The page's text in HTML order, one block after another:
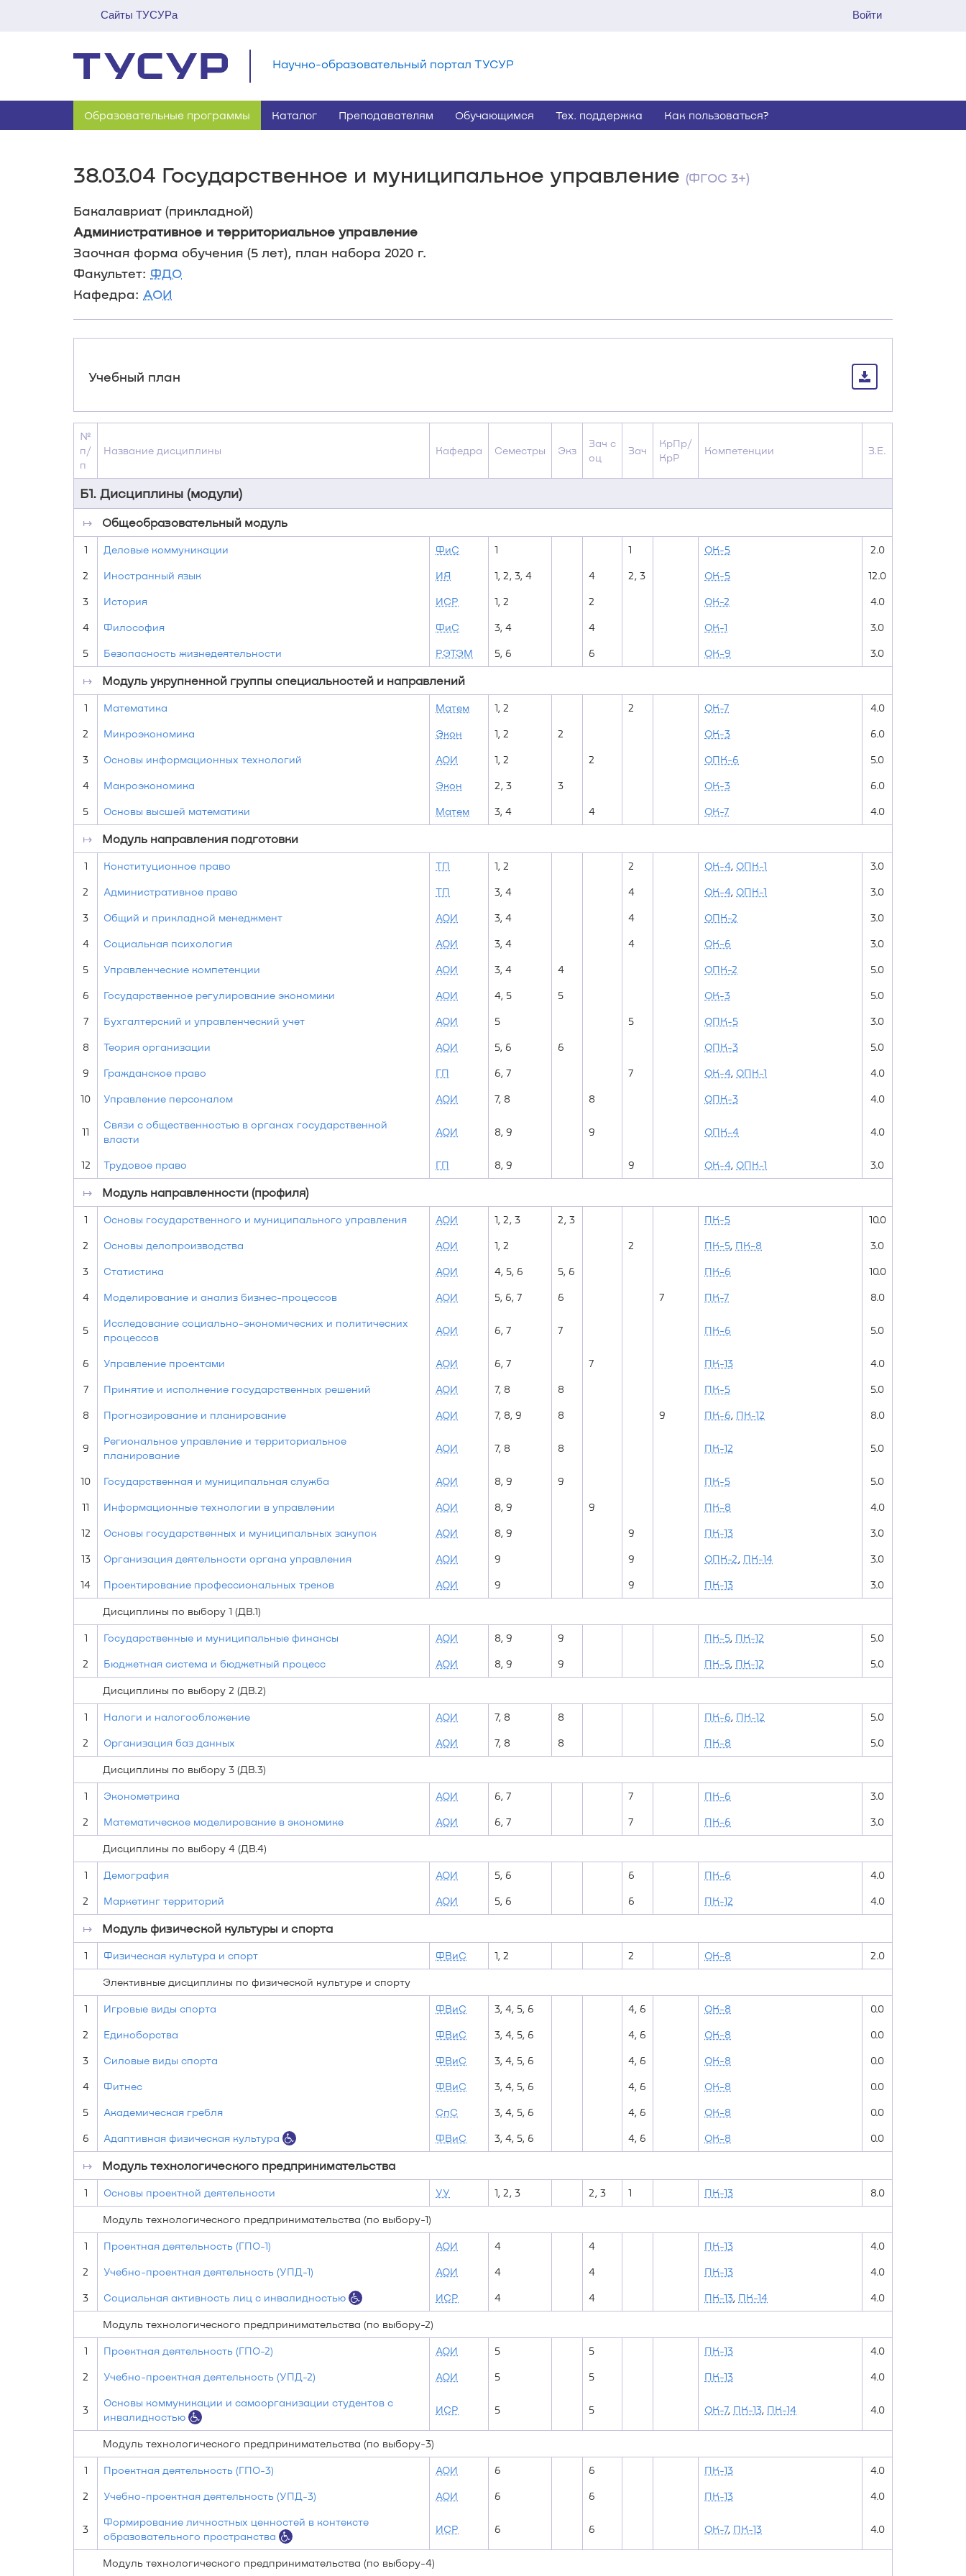
Сайты ТУСУРа Войти
Научно-образовательный портал ТУСУР
Образовательные программы Каталог Преподавателям Обучающимся Тех. поддержка Как пользоваться?
38.03.04 Государственное и муниципальное управление (ФГОС 3+)
Бакалавриат (прикладной)
Административное и территориальное управление
Заочная форма обучения (5 лет), план набора 2020 г.
Факультет: ФДО
Кафедра: АОИ
Учебный план
№
п/
п
Название дисциплины Кафедра Семестры Экз
Зач с
оц
Зач
КрПр/
КрР
Компетенции З.Е.
Б1. Дисциплины (модули)
↦ Общеобразовательный модуль
1 Деловые коммуникации ФиС 1 1 ОК-5 2.0
2 Иностранный язык ИЯ 1, 2, 3, 4 4 2, 3 ОК-5 12.0
3 История ИСР 1, 2 2 ОК-2 4.0
4 Философия ФиС 3, 4 4 ОК-1 3.0
5 Безопасность жизнедеятельности РЭТЭМ 5, 6 6 ОК-9 3.0
↦ Модуль укрупненной группы специальностей и направлений
1 Математика Матем 1, 2 2 ОК-7 4.0
2 Микроэкономика Экон 1, 2 2 ОК-3 6.0
3 Основы информационных технологий АОИ 1, 2 2 ОПК-6 5.0
4 Макроэкономика Экон 2, 3 3 ОК-3 6.0
5 Основы высшей математики Матем 3, 4 4 ОК-7 4.0
↦ Модуль направления подготовки
1 Конституционное право ТП 1, 2 2 ОК-4, ОПК-1 3.0
2 Административное право ТП 3, 4 4 ОК-4, ОПК-1 3.0
3 Общий и прикладной менеджмент АОИ 3, 4 4 ОПК-2 3.0
4 Социальная психология АОИ 3, 4 4 ОК-6 3.0
5 Управленческие компетенции АОИ 3, 4 4 ОПК-2 5.0
6 Государственное регулирование экономики АОИ 4, 5 5 ОК-3 5.0
7 Бухгалтерский и управленческий учет АОИ 5 5 ОПК-5 3.0
8 Теория организации АОИ 5, 6 6 ОПК-3 5.0
9 Гражданское право ГП 6, 7 7 ОК-4, ОПК-1 4.0
10 Управление персоналом АОИ 7, 8 8 ОПК-3 4.0
11
Связи с общественностью в органах государственной
власти
АОИ 8, 9 9 ОПК-4 4.0
12 Трудовое право ГП 8, 9 9 ОК-4, ОПК-1 3.0
↦ Модуль направленности (профиля)
1 Основы государственного и муниципального управления АОИ 1, 2, 3 2, 3 ПК-5 10.0
2 Основы делопроизводства АОИ 1, 2 2 ПК-5, ПК-8 3.0
3 Статистика АОИ 4, 5, 6 5, 6 ПК-6 10.0
4 Моделирование и анализ бизнес-процессов АОИ 5, 6, 7 6 7 ПК-7 8.0
5
Исследование социально-экономических и политических
процессов
АОИ 6, 7 7 ПК-6 5.0
6 Управление проектами АОИ 6, 7 7 ПК-13 4.0
7 Принятие и исполнение государственных решений АОИ 7, 8 8 ПК-5 5.0
8 Прогнозирование и планирование АОИ 7, 8, 9 8 9 ПК-6, ПК-12 8.0
9
Региональное управление и территориальное
планирование
АОИ 7, 8 8 ПК-12 5.0
10 Государственная и муниципальная служба АОИ 8, 9 9 ПК-5 5.0
11 Информационные технологии в управлении АОИ 8, 9 9 ПК-8 4.0
12 Основы государственных и муниципальных закупок АОИ 8, 9 9 ПК-13 3.0
13 Организация деятельности органа управления АОИ 9 9 ОПК-2, ПК-14 3.0
14 Проектирование профессиональных треков АОИ 9 9 ПК-13 3.0
Дисциплины по выбору 1 (ДВ.1)
1 Государственные и муниципальные финансы АОИ 8, 9 9 ПК-5, ПК-12 5.0
2 Бюджетная система и бюджетный процесс АОИ 8, 9 9 ПК-5, ПК-12 5.0
Дисциплины по выбору 2 (ДВ.2)
1 Налоги и налогообложение АОИ 7, 8 8 ПК-6, ПК-12 5.0
2 Организация баз данных АОИ 7, 8 8 ПК-8 5.0
Дисциплины по выбору 3 (ДВ.3)
1 Эконометрика АОИ 6, 7 7 ПК-6 3.0
2 Математическое моделирование в экономике АОИ 6, 7 7 ПК-6 3.0
Дисциплины по выбору 4 (ДВ.4)
1 Демография АОИ 5, 6 6 ПК-6 4.0
2 Маркетинг территорий АОИ 5, 6 6 ПК-12 4.0
↦ Модуль физической культуры и спорта
1 Физическая культура и спорт ФВиС 1, 2 2 ОК-8 2.0
Элективные дисциплины по физической культуре и спорту
1 Игровые виды спорта ФВиС 3, 4, 5, 6 4, 6 ОК-8 0.0
2 Единоборства ФВиС 3, 4, 5, 6 4, 6 ОК-8 0.0
3 Силовые виды спорта ФВиС 3, 4, 5, 6 4, 6 ОК-8 0.0
4 Фитнес ФВиС 3, 4, 5, 6 4, 6 ОК-8 0.0
5 Академическая гребля СпС 3, 4, 5, 6 4, 6 ОК-8 0.0
6 Адаптивная физическая культура ФВиС 3, 4, 5, 6 4, 6 ОК-8 0.0
↦ Модуль технологического предпринимательства
1 Основы проектной деятельности УУ 1, 2, 3 2, 3 1 ПК-13 8.0
Модуль технологического предпринимательства (по выбору-1)
1 Проектная деятельность (ГПО-1) АОИ 4 4 ПК-13 4.0
2 Учебно-проектная деятельность (УПД-1) АОИ 4 4 ПК-13 4.0
3 Социальная активность лиц с инвалидностью ИСР 4 4 ПК-13, ПК-14 4.0
Модуль технологического предпринимательства (по выбору-2)
1 Проектная деятельность (ГПО-2) АОИ 5 5 ПК-13 4.0
2 Учебно-проектная деятельность (УПД-2) АОИ 5 5 ПК-13 4.0
3
Основы коммуникации и самоорганизации студентов с
инвалидностью
ИСР 5 5 ОК-7, ПК-13, ПК-14 4.0
Модуль технологического предпринимательства (по выбору-3)
1 Проектная деятельность (ГПО-3) АОИ 6 6 ПК-13 4.0
2 Учебно-проектная деятельность (УПД-3) АОИ 6 6 ПК-13 4.0
3
Формирование личностных ценностей в контексте
образовательного пространства
ИСР 6 6 ОК-7, ПК-13 4.0
Модуль технологического предпринимательства (по выбору-4)